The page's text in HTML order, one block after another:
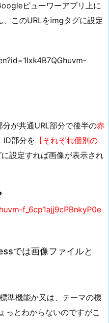
ビューワーアプリ上に
このURLをimgタグに設定
分が共通URL部分で後半の赤
ID部分を 【それぞれ個別の
設定すれば画像が表示され
f_6cp1ajj9cPBnkyP0e
では画像ファイルと
準機能か又は、テーマの機
っとわからないのですがこ